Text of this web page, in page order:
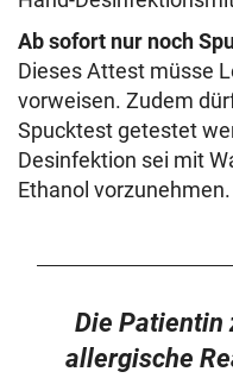
Ab sofort nur noch
Dieses Attest müsse
vorweisen. Zudem
Spucktest getestet
Desinfektion sei mit
Ethanol vorzunehmen.
Die Patientin
allergische